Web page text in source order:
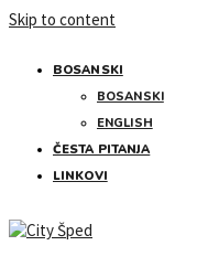
Skip to content
BOSANSKI
BOSANSKI
ENGLISH
ČESTA PITANJA
LINKOVI